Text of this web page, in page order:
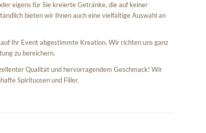
eigens für Sie kreierte Getränke, die auf keiner
bieten wir Ihnen auch eine vielfältige Auswahl an
Ihr Event abgestimmte Kreation. Wir richten uns ganz
zu bereichern.
Qualität und hervorragendem Geschmack! Wir
Spirituosen und Filler.